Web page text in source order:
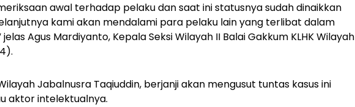
awal terhadap pelaku dan saat ini statusnya sudah dinaikkan
kami akan mendalami para pelaku lain yang terlibat dalam
Agus Mardiyanto, Kepala Seksi Wilayah II Balai Gakkum KLHK Wilayah
Jabalnusra Taqiuddin, berjanji akan mengusut tuntas kasus ini
aktor intelektualnya.